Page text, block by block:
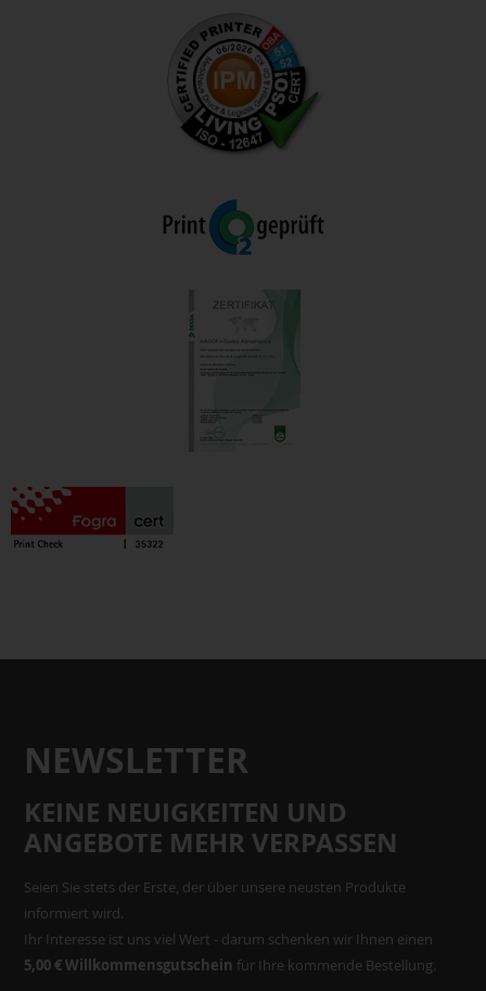
NEWSLETTER
KEINE NEUIGKEITEN UND
ANGEBOTE MEHR VERPASSEN
Seien Sie stets der Erste, der über unsere neusten Produkte
informiert wird.
Ihr Interesse ist uns viel Wert - darum schenken wir Ihnen einen
5,00 € Willkommensgutschein für Ihre kommende Bestellung.